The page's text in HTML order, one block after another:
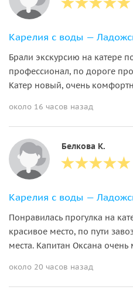
Карелия с воды —
Брали экскурсию на катере
профессионал, по дороге
Катер новый, очень
около 16 часов назад
Белкова К.
Карелия с воды —
Понравилась прогулка на
красивое место, по пути
места. Капитан Оксана
около 20 часов назад